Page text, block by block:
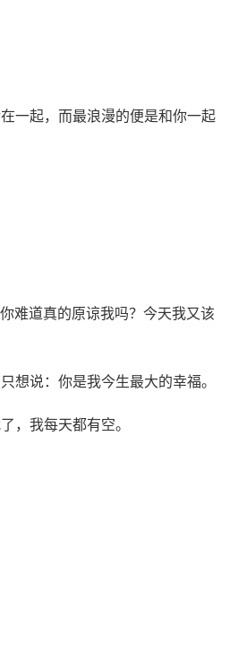
一起，而最浪漫的便是和你一起
难道真的原谅我吗？今天我又该
想说：你是我今生最大的幸福。
，我每天都有空。